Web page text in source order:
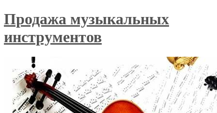
Продажа музыкальных
инструментов